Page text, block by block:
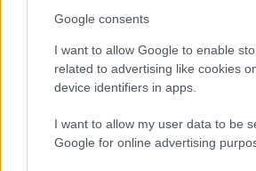
Google consents
I want to allow Google to enable
related to advertising like cookies
device identifiers in apps.
I want to allow my user data to be
Google for online advertising
Uomini E Donne
Maste S.r.l.